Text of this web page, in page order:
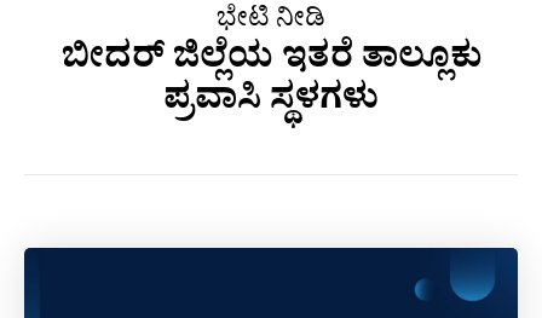
ಭೇಟಿ ನೀಡಿ
ಬೀದರ್ ಜಿಲ್ಲೆಯ ಇತರೆ ತಾಲ್ಲೂಕು
ಪ್ರವಾಸಿ ಸ್ಥಳಗಳು